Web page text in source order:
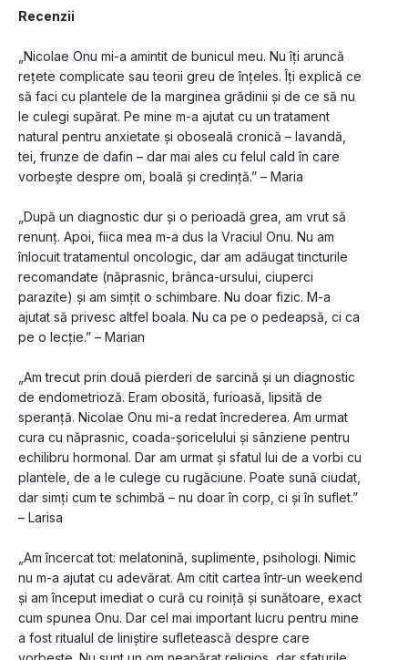
Recenzii
„Nicolae Onu mi-a amintit de bunicul meu. Nu îți aruncă
rețete complicate sau teorii greu de înțeles. Îți explică ce
să faci cu plantele de la marginea grădinii și de ce să nu
le culegi supărat. Pe mine m-a ajutat cu un tratament
natural pentru anxietate și oboseală cronică – lavandă,
tei, frunze de dafin – dar mai ales cu felul cald în care
vorbește despre om, boală și credință.” – Maria
„După un diagnostic dur și o perioadă grea, am vrut să
renunț. Apoi, fiica mea m-a dus la Vraciul Onu. Nu am
înlocuit tratamentul oncologic, dar am adăugat tincturile
recomandate (năprasnic, brânca-ursului, ciuperci
parazite) și am simțit o schimbare. Nu doar fizic. M-a
ajutat să privesc altfel boala. Nu ca pe o pedeapsă, ci ca
pe o lecție.” – Marian
„Am trecut prin două pierderi de sarcină și un diagnostic
de endometrioză. Eram obosită, furioasă, lipsită de
speranță. Nicolae Onu mi-a redat încrederea. Am urmat
cura cu năprasnic, coada-șoricelului și sânziene pentru
echilibru hormonal. Dar am urmat și sfatul lui de a vorbi cu
plantele, de a le culege cu rugăciune. Poate sună ciudat,
dar simți cum te schimbă – nu doar în corp, ci și în suflet.”
– Larisa
„Am încercat tot: melatonină, suplimente, psihologi. Nimic
nu m-a ajutat cu adevărat. Am citit cartea într-un weekend
și am început imediat o cură cu roiniță și sunătoare, exact
cum spunea Onu. Dar cel mai important lucru pentru mine
a fost ritualul de liniștire sufletească despre care